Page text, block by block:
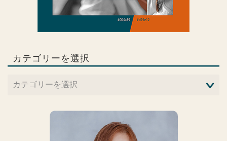
カテゴリーを選択